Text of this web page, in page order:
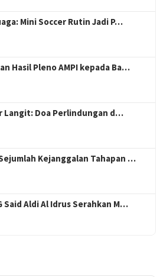
Mini Soccer Rutin Jadi P…
Hasil Pleno AMPI kepada Ba…
Langit: Doa Perlindungan d…
Kejanggalan Tahapan …
Said Aldi Al Idrus Serahkan M…